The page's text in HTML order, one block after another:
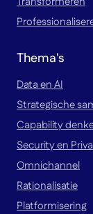
Thema's
Data en AI
Strategische
Capability
Security en
Omnichannel
Rationalisatie
Platformisering